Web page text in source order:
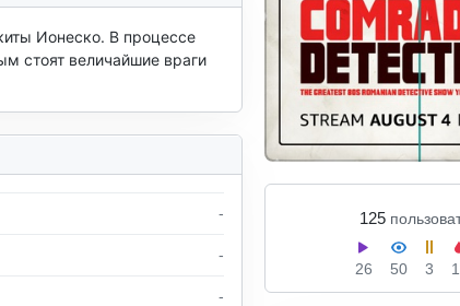
125
26 50 3
Ионеско. В процессе
стоят величайшие враги
-
-
-